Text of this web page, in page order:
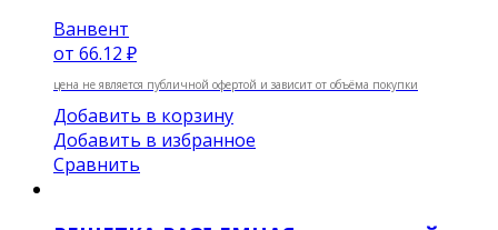
Ванвент
от 66.12 ₽
цена не является публичной офертой и зависит от объёма покупки
Добавить в корзину
Добавить в избранное
Сравнить